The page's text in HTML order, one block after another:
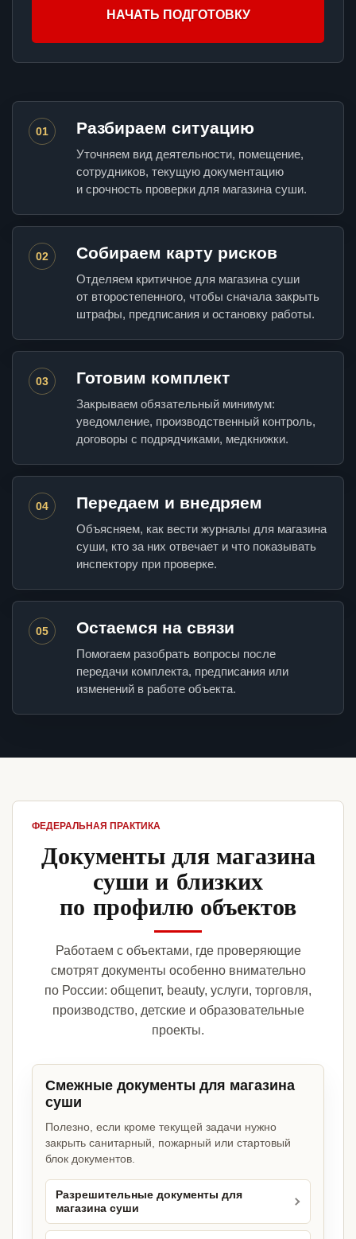
НАЧАТЬ ПОДГОТОВКУ
01 Разбираем ситуацию
Уточняем вид деятельности, помещение,
сотрудников, текущую документацию
и срочность проверки для магазина суши.
02 Собираем карту рисков
Отделяем критичное для магазина суши
от второстепенного, чтобы сначала закрыть
штрафы, предписания и остановку работы.
03 Готовим комплект
Закрываем обязательный минимум:
уведомление, производственный контроль,
договоры с подрядчиками, медкнижки.
04 Передаем и внедряем
Объясняем, как вести журналы для магазина
суши, кто за них отвечает и что показывать
инспектору при проверке.
05 Остаемся на связи
Помогаем разобрать вопросы после
передачи комплекта, предписания или
изменений в работе объекта.
ФЕДЕРАЛЬНАЯ ПРАКТИКА
Документы для магазина
суши и близких
по профилю объектов
Работаем с объектами, где проверяющие
смотрят документы особенно внимательно
по России: общепит, beauty, услуги, торговля,
производство, детские и образовательные
проекты.
Смежные документы для магазина
суши
Полезно, если кроме текущей задачи нужно
закрыть санитарный, пожарный или стартовый
блок документов.
Разрешительные документы для
магазина суши